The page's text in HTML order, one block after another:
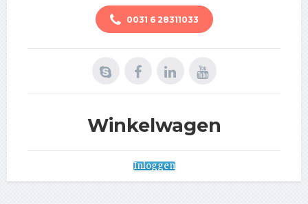
0031 6 28311033
Winkelwagen
Inloggen